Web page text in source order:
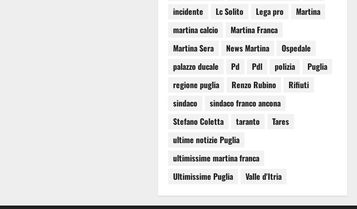
incidente
Lc Solito Lega pro
Martina
martina calcio
Martina Franca
Martina Sera
News Martina
Ospedale
palazzo ducale
Pd Pdl polizia
Puglia
regione puglia
Renzo Rubino
Rifiuti
sindaco
sindaco franco ancona
Stefano Coletta
taranto
Tares
ultime notizie Puglia
ultimissime martina franca
Ultimissime Puglia
Valle d'Itria